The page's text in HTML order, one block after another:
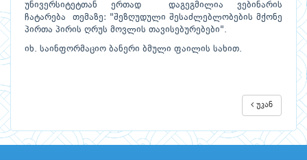
უნივერსიტეტთან ერთად დაგეგმილია ვებინარის
ჩატარება თემაზე: "შეზღუდული შესაძლებლობების მქონე
პირთა პირის ღრუს მოვლის თავისებურებები".
იხ. საინფორმაციო ბანერი ბმული ფაილის სახით.
უკან